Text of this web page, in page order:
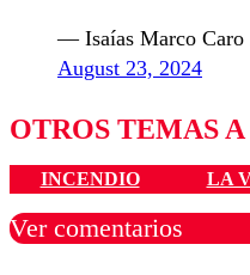
— Isaías Marco Caro
August 23, 2024
OTROS TEMAS
INCENDIO LA
Ver comentarios